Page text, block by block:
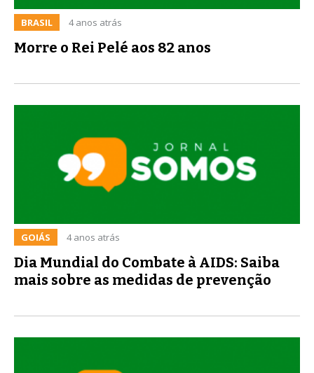
BRASIL 4 anos atrás
Morre o Rei Pelé aos 82 anos
GOIÁS 4 anos atrás
Dia Mundial do Combate à AIDS: Saiba
mais sobre as medidas de prevenção